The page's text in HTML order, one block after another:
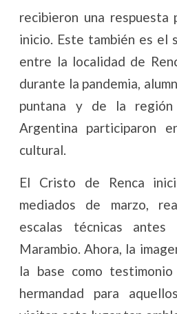
recibieron una respuesta
inicio. Este también es el
entre la localidad de
durante la pandemia,
puntana y de la
Argentina participaron
cultural.
El Cristo de Renca
mediados de marzo,
escalas técnicas
Marambio. Ahora, la
la base como
hermandad para